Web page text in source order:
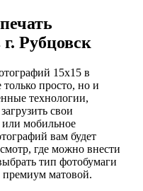
Рубцовск
15х15 в
просто, но и
технологии,
свои
или мобильное
вам будет
где можно внести
тип фотобумаги
премиум матовой.